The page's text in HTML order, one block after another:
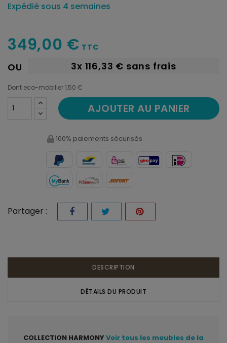
Expédié sous 4 semaines
349,00 € TTC
OU 3x 116,33 € sans frais
Dont eco-mobilier 1,50 €
AJOUTER AU PANIER
100% paiements sécurisés
Partager :
DESCRIPTION
DÉTAILS DU PRODUIT
COLLECTION HARMONY Voir tous les meubles de la